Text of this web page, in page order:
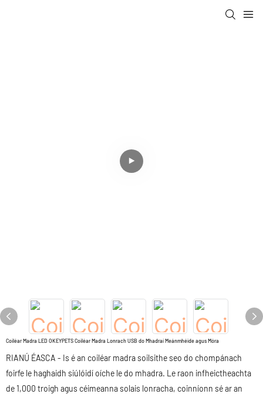
Coiléar Madra LED OKEYPETS Coiléar Madra Lonrach USB do Mhadraí Meánmhéide agus Móra
RIANÚ ÉASCA - Is é an coiléar madra soilsithe seo do chompánach
foirfe le haghaidh siúlóidí oíche le do mhadra. Le raon infheictheachta
de 1,000 troigh agus céimeanna solais lonracha, coinníonn sé ar an